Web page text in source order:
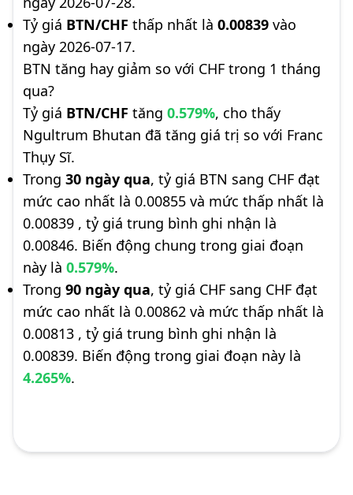
Tỷ giá BTN/CHF thấp nhất là 0.00839 vào
ngày 2026-07-17.
BTN tăng hay giảm so với CHF trong 1 tháng
qua?
Tỷ giá BTN/CHF tăng 0.579%, cho thấy
Ngultrum Bhutan đã tăng giá trị so với Franc
Thụy Sĩ.
Trong 30 ngày qua, tỷ giá BTN sang CHF đạt
mức cao nhất là 0.00855 và mức thấp nhất là
0.00839 , tỷ giá trung bình ghi nhận là
0.00846. Biến động chung trong giai đoạn
này là 0.579%.
Trong 90 ngày qua, tỷ giá CHF sang CHF đạt
mức cao nhất là 0.00862 và mức thấp nhất là
0.00813 , tỷ giá trung bình ghi nhận là
0.00839. Biến động trong giai đoạn này là
4.265%.